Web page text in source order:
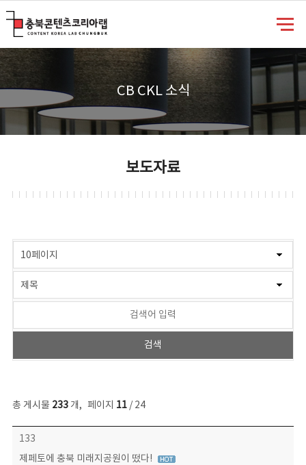
CB CKL 소식
보도자료
총 게시물 233개, 페이지 11/ 24
보도자료 목록 - 번호, 제목, 작성자, 파일, 조회수, 작성일 정보 제공
133
제페토에 충북 미래지공원이 떴다!